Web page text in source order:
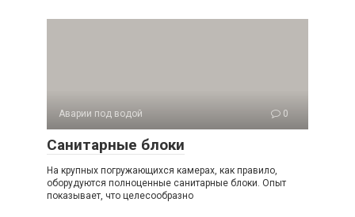
Аварии под водой 0
Санитарные блоки
На крупных погружающихся камерах, как правило,
оборудуются полноценные санитарные блоки. Опыт
показывает, что целесообразно